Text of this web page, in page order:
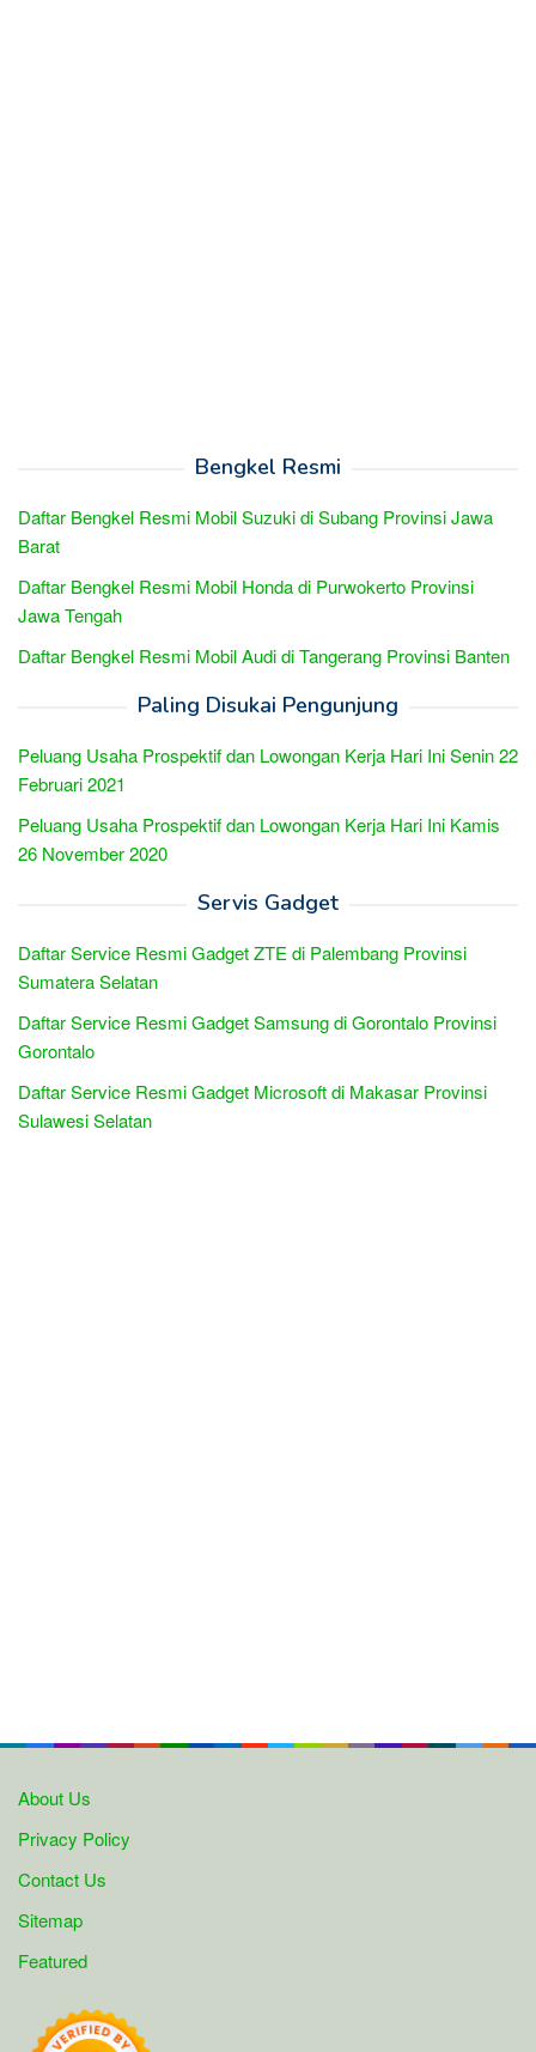
Bengkel Resmi
Daftar Bengkel Resmi Mobil Suzuki di Subang Provinsi Jawa
Barat
Daftar Bengkel Resmi Mobil Honda di Purwokerto Provinsi
Jawa Tengah
Daftar Bengkel Resmi Mobil Audi di Tangerang Provinsi Banten
Paling Disukai Pengunjung
Peluang Usaha Prospektif dan Lowongan Kerja Hari Ini Senin 22
Februari 2021
Peluang Usaha Prospektif dan Lowongan Kerja Hari Ini Kamis
26 November 2020
Servis Gadget
Daftar Service Resmi Gadget ZTE di Palembang Provinsi
Sumatera Selatan
Daftar Service Resmi Gadget Samsung di Gorontalo Provinsi
Gorontalo
Daftar Service Resmi Gadget Microsoft di Makasar Provinsi
Sulawesi Selatan
About Us
Privacy Policy
Contact Us
Sitemap
Featured